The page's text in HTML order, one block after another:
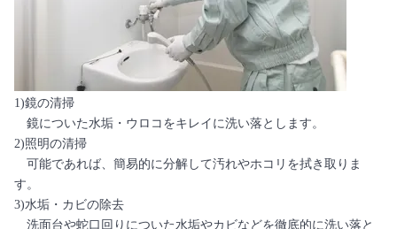
1)鏡の清掃
鏡についた水垢・ウロコをキレイに洗い落とします。
2)照明の清掃
可能であれば、簡易的に分解して汚れやホコリを拭き取りま
す。
3)水垢・カビの除去
洗面台や蛇口回りについた水垢やカビなどを徹底的に洗い落と